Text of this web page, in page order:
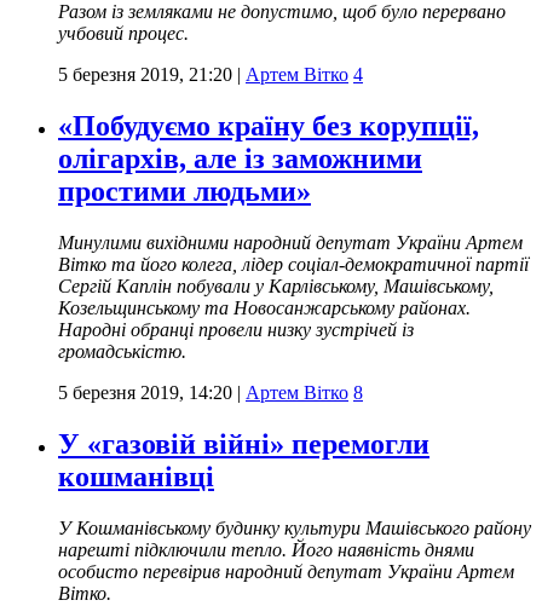
Разом із земляками не допустимо, щоб було перервано
учбовий процес.
5 березня 2019, 21:20 | Артем Вітко 4
«Побудуємо країну без корупції,
олігархів, але із заможними
простими людьми»
Минулими вихідними народний депутат України Артем
Вітко та його колега, лідер соціал-демократичної партії
Сергій Каплін побували у Карлівському, Машівському,
Козельщинському та Новосанжарському районах.
Народні обранці провели низку зустрічей із
громадськістю.
5 березня 2019, 14:20 | Артем Вітко 8
У «газовій війні» перемогли
кошманівці
У Кошманівському будинку культури Машівського району
нарешті підключили тепло. Його наявність днями
особисто перевірив народний депутат України Артем
Вітко.